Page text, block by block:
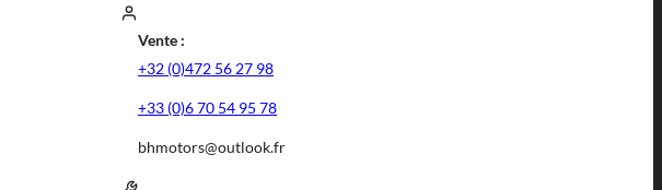
Vente :
+32 (0)472 56 27 98
+33 (0)6 70 54 95 78
bhmotors@outlook.fr